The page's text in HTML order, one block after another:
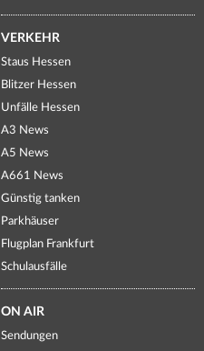
VERKEHR
Staus Hessen
Blitzer Hessen
Unfälle Hessen
A3 News
A5 News
A661 News
Günstig tanken
Parkhäuser
Flugplan Frankfurt
Schulausfälle
ON AIR
Sendungen